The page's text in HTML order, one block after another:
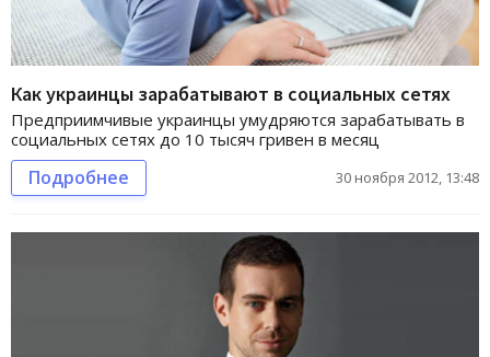
Как украинцы зарабатывают в социальных сетях
Предприимчивые украинцы умудряются зарабатывать в
социальных сетях до 10 тысяч гривен в месяц
Подробнее 30 ноября 2012, 13:48